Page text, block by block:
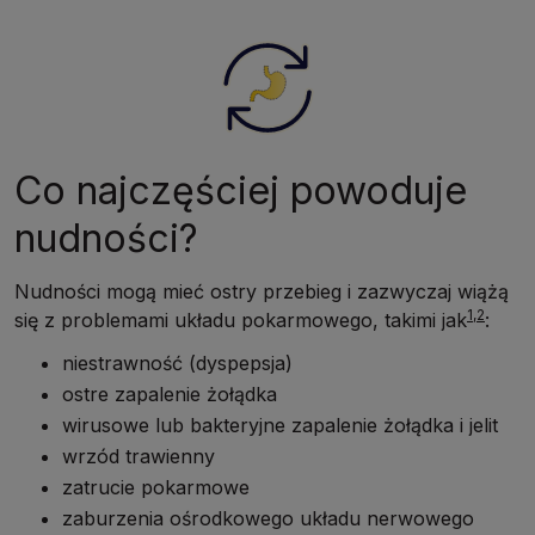
Co najczęściej powoduje
nudności?
Nudności mogą mieć ostry przebieg i zazwyczaj wiążą
się z problemami układu pokarmowego, takimi jak1,2:
niestrawność (dyspepsja)
ostre zapalenie żołądka
wirusowe lub bakteryjne zapalenie żołądka i jelit
wrzód trawienny
zatrucie pokarmowe
zaburzenia ośrodkowego układu nerwowego